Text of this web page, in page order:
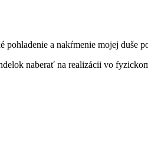
pohladenie a nakŕmenie mojej duše
naberať na realizácii vo